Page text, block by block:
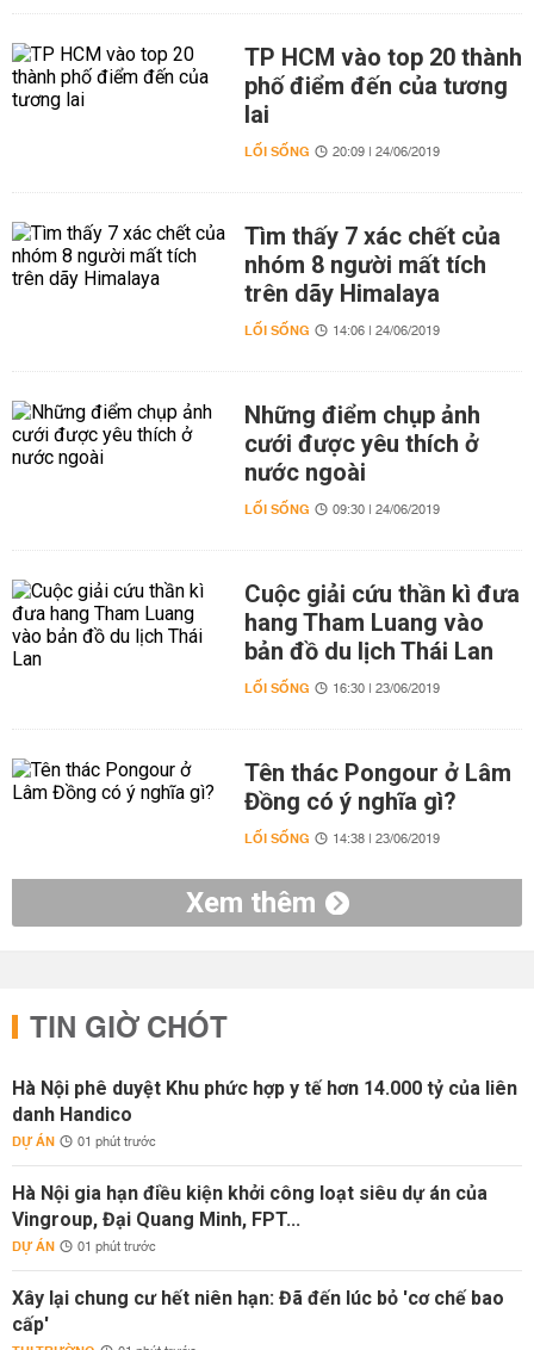
TP HCM vào top 20 thành
phố điểm đến của tương
lai
LỐI SỐNG 20:09 | 24/06/2019
Tìm thấy 7 xác chết của
nhóm 8 người mất tích
trên dãy Himalaya
LỐI SỐNG 14:06 | 24/06/2019
Những điểm chụp ảnh
cưới được yêu thích ở
nước ngoài
LỐI SỐNG 09:30 | 24/06/2019
Cuộc giải cứu thần kì đưa
hang Tham Luang vào
bản đồ du lịch Thái Lan
LỐI SỐNG 16:30 | 23/06/2019
Tên thác Pongour ở Lâm
Đồng có ý nghĩa gì?
LỐI SỐNG 14:38 | 23/06/2019
Xem thêm
TIN GIỜ CHÓT
Hà Nội phê duyệt Khu phức hợp y tế hơn 14.000 tỷ của liên
danh Handico
DỰ ÁN 01 phút trước
Hà Nội gia hạn điều kiện khởi công loạt siêu dự án của
Vingroup, Đại Quang Minh, FPT...
DỰ ÁN 01 phút trước
Xây lại chung cư hết niên hạn: Đã đến lúc bỏ 'cơ chế bao
cấp'